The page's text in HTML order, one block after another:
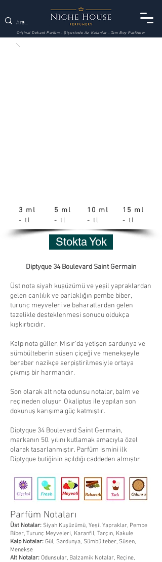
Orijinal Dekant Parfüm - Şişesinde Az Kalanlar - Tam Boy Parfümer
3 ml
- tl
5 ml
- tl
10 ml
- tl
15 ml
- tl
Stokta Yok
Diptyque 34 Boulevard Saint Germain
Üst nota siyah kuşüzümü ve yeşil yapraklardan
gelen canlılık ve parlaklığın pembe biber,
turunç meyveleri ve baharatlardan gelen
tazelikle desteklenmesi sonucu oldukça
kışkırtıcıdır.
Kalp nota güller, Mısır'da yetişen sardunya ve
sümbülteberin süsen çiçeği ve menekşeyle
beraber nazikçe serpiştirilmesiyle ortaya
çıkmış bir harmandır.
Son olarak alt nota odunsu notalar, balm ve
reçineden oluşur. Okaliptus ile yapılan son
dokunuş karışıma güç katmıştır.
Diptyque 34 Boulevard Saint Germain,
markanın 50. yılını kutlamak amacıyla özel
olarak tasarlanmıştır. Parfüm ismini ilk
Diptyque butiğinin açıldığı caddeden almıştır.
Parfüm Notaları
Üst Notalar: Siyah Kuşüzümü, Yeşil Yapraklar, Pembe
Biber, Turunç Meyveleri, Karanfil, Tarçın, Kakule
Kalp Notalar: Gül, Sardunya, Sümbülteber, Süsen,
Menekşe
Alt Notalar: Odunsular, Balzamik Notalar, Reçine,